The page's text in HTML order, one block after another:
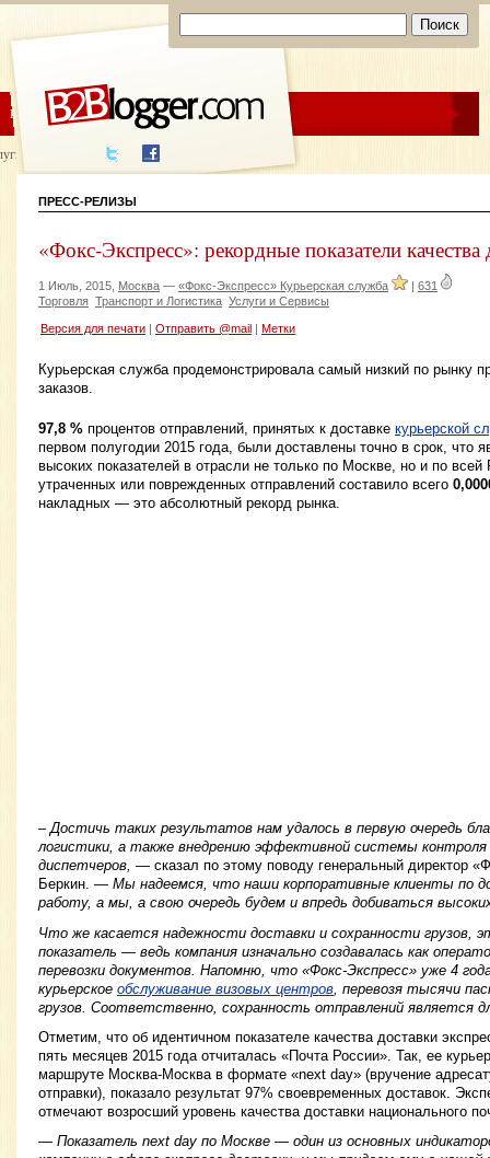
ЦЕНЫ ПОМОЩЬ
написания
ПРЕСС-РЕЛИЗЫ
«Фокс-Экспресс»: рекордные показатели качества
1 Июль, 2015, Москва — «Фокс-Экспресс» Курьерская служба | 631
Торговля Транспорт и Логистика Услуги и Сервисы
Версия для печати Отправить @mail Метки
Курьерская служба продемонстрировала самый низкий по рынку
заказов.
97,8 % процентов отправлений, принятых к доставке курьерской
первом полугодии 2015 года, были доставлены точно в срок, что
высоких показателей в отрасли не только по Москве, но и по
утраченных или поврежденных отправлений составило всего
накладных — это абсолютный рекорд рынка.
– Достичь таких результатов нам удалось в первую очередь
логистики, а также внедрению эффективной системы контроля
диспетчеров, — сказал по этому поводу генеральный директор
Беркин. — Мы надеемся, что наши корпоративные клиенты по
работу, а мы, а свою очередь будем и впредь добиваться
Что же касается надежности доставки и сохранности грузов,
показатель — ведь компания изначально создавалась как
перевозки документов. Напомню, что «Фокс-Экспресс» уже 4
курьерское обслуживание визовых центров , перевозя тысячи
грузов. Соответственно, сохранность отправлений является
Отметим, что об идентичном показателе качества доставки
пять месяцев 2015 года отчиталась «Почта России». Так, ее
маршруте Москва-Москва в формате «next day» (вручение
отправки), показало результат 97% своевременных доставок.
отмечают возросший уровень качества доставки национального
— Показатель next day по Москве — один из основных